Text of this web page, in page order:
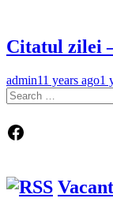
Citatul zilei
admin11 years ago1
Search
for:
Facebook